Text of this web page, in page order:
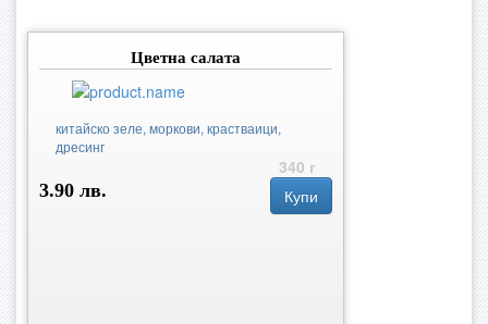
Цветна салата
китайско зеле, моркови, крастваици,
дресинг
340 г
3.90 лв.
Купи